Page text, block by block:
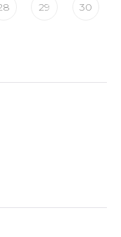
29 30